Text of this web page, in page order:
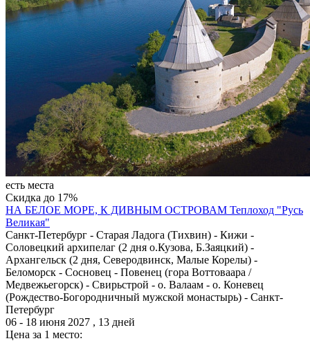
есть места
Скидка до 17%
НА БЕЛОЕ МОРЕ, К ДИВНЫМ ОСТРОВАМ Теплоход "Русь
Великая"
Санкт-Петербург - Старая Ладога (Тихвин) - Кижи -
Соловецкий архипелаг (2 дня о.Кузова, Б.Заяцкий) -
Архангельск (2 дня, Северодвинск, Малые Корелы) -
Беломорск - Сосновец - Повенец (гора Воттоваара /
Медвежьегорск) - Свирьстрой - о. Валаам - о. Коневец
(Рождество-Богородничный мужской монастырь) - Санкт-
Петербург
06 - 18 июня 2027 , 13 дней
Цена за 1 место: